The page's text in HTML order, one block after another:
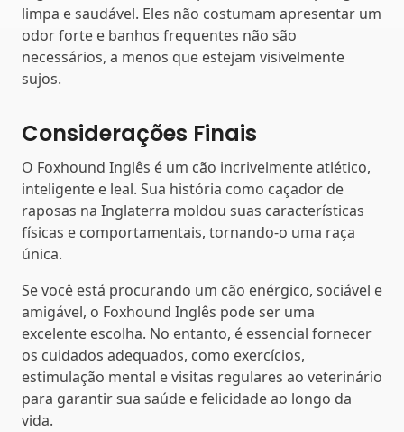
limpa e saudável. Eles não costumam apresentar um
odor forte e banhos frequentes não são
necessários, a menos que estejam visivelmente
sujos.
Considerações Finais
O Foxhound Inglês é um cão incrivelmente atlético,
inteligente e leal. Sua história como caçador de
raposas na Inglaterra moldou suas características
físicas e comportamentais, tornando-o uma raça
única.
Se você está procurando um cão enérgico, sociável e
amigável, o Foxhound Inglês pode ser uma
excelente escolha. No entanto, é essencial fornecer
os cuidados adequados, como exercícios,
estimulação mental e visitas regulares ao veterinário
para garantir sua saúde e felicidade ao longo da
vida.